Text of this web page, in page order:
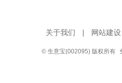
关于我们 | 网站建设
© 生意宝(002095) 版权所有